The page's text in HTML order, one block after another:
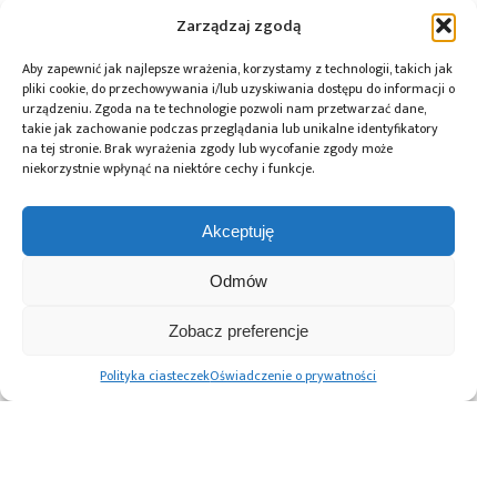
Zarządzaj zgodą
Aby zapewnić jak najlepsze wrażenia, korzystamy z technologii, takich jak
pliki cookie, do przechowywania i/lub uzyskiwania dostępu do informacji o
urządzeniu. Zgoda na te technologie pozwoli nam przetwarzać dane,
takie jak zachowanie podczas przeglądania lub unikalne identyfikatory
na tej stronie. Brak wyrażenia zgody lub wycofanie zgody może
niekorzystnie wpłynąć na niektóre cechy i funkcje.
Akceptuję
Odmów
Zobacz preferencje
Polityka ciasteczekOświadczenie o prywatności
oferty pracy. Przeczyta wywiady, przejrzy aktualności z branży w
kraju i na świecie oraz zadeklaruje swój udział w wydarzeniach,
patrona medialnego imprez targowych, konkursów, hackathonów
i seminariów. Zapraszamy do współpracy!
Tagi:bezzałogowy statek powietrzny ,PGZ
Wojsko Polskie